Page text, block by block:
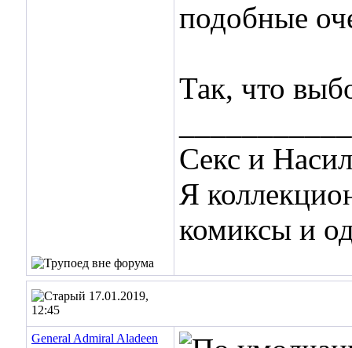
подобные
Так, что
Секс и
Я
комиксы и
17.01.2019,
12:45
General Admiral Aladeen